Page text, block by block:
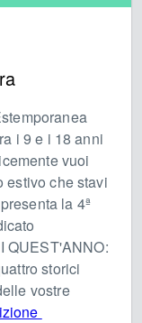
i 9 e i 18 anni
vuoi
estivo che stavi
la 4ª
QUEST'ANNO:
storici
vostre